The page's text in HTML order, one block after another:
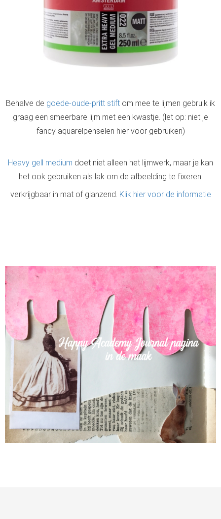
Behalve de goede-oude-pritt stift om mee te lijmen gebruik ik
graag een smeerbare lijm met een kwastje. (let op: niet je
fancy aquarelpenselen hier voor gebruiken)
Heavy gell medium doet niet alleen het lijmwerk, maar je kan
het ook gebruiken als lak om de afbeelding te fixeren.
verkrijgbaar in mat of glanzend. Klik hier voor de informatie